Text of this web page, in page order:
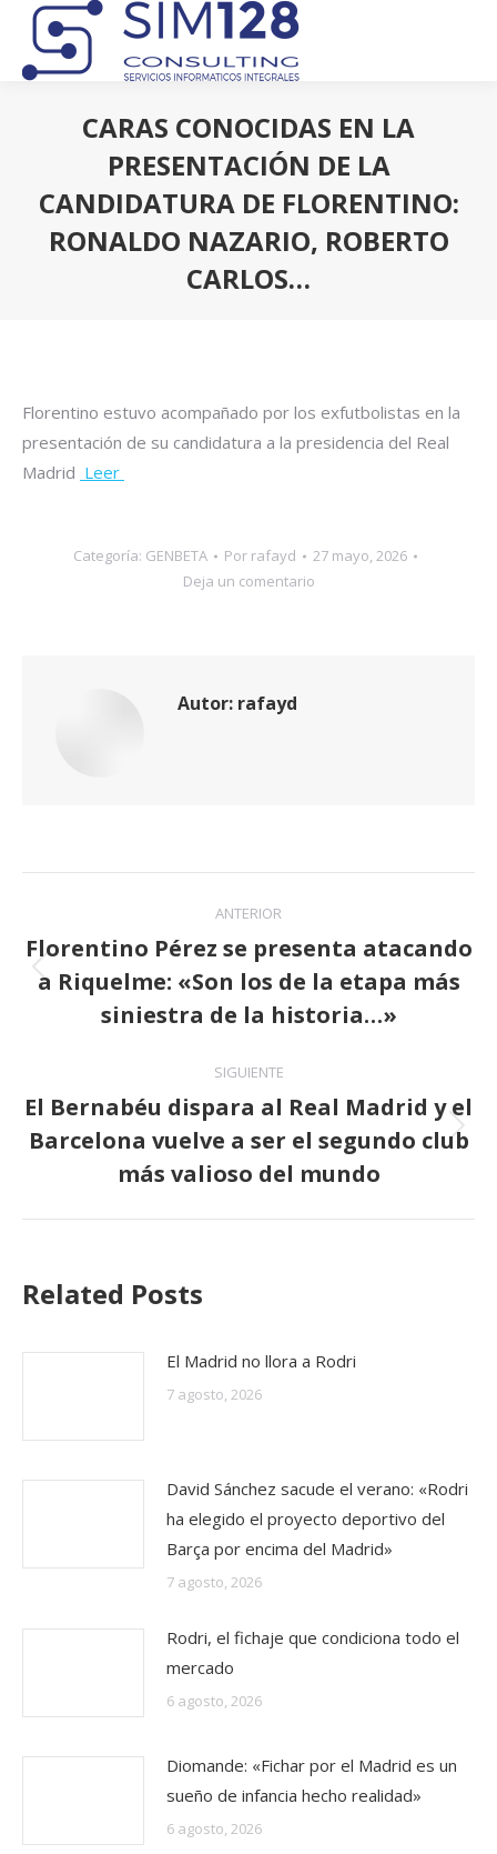
CARAS CONOCIDAS EN LA
PRESENTACIÓN DE LA
CANDIDATURA DE FLORENTINO:
RONALDO NAZARIO, ROBERTO
CARLOS…
Florentino estuvo acompañado por los exfutbolistas en la
presentación de su candidatura a la presidencia del Real
Madrid Leer
Categoría: GENBETA Por rafayd
27 mayo, 2026
Deja un comentario
Autor: rafayd
Navegación
entre
publicaciones
ANTERIOR
Publicación
anterior:
Florentino Pérez se presenta atacando
a Riquelme: «Son los de la etapa más
siniestra de la historia…»
SIGUIENTE
Publicación
siguiente:
El Bernabéu dispara al Real Madrid y el
Barcelona vuelve a ser el segundo club
más valioso del mundo
Related Posts
El Madrid no llora a Rodri
7 agosto, 2026
David Sánchez sacude el verano: «Rodri
ha elegido el proyecto deportivo del
Barça por encima del Madrid»
7 agosto, 2026
Rodri, el fichaje que condiciona todo el
mercado
6 agosto, 2026
Diomande: «Fichar por el Madrid es un
sueño de infancia hecho realidad»
6 agosto, 2026